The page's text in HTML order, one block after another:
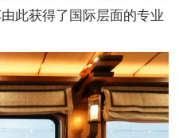
此获得了国际层面的专业